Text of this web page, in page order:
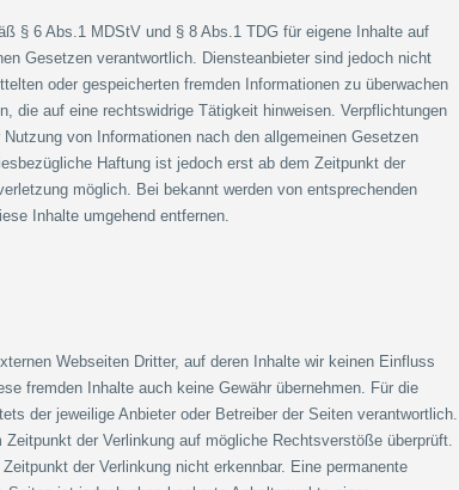
§ 6 Abs.1 MDStV und § 8 Abs.1 TDG für eigene Inhalte auf
Gesetzen verantwortlich. Diensteanbieter sind jedoch nicht
oder gespeicherten fremden Informationen zu überwachen
die auf eine rechtswidrige Tätigkeit hinweisen. Verpflichtungen
von Informationen nach den allgemeinen Gesetzen
Haftung ist jedoch erst ab dem Zeitpunkt der
möglich. Bei bekannt werden von entsprechenden
Inhalte umgehend entfernen.
Webseiten Dritter, auf deren Inhalte wir keinen Einfluss
fremden Inhalte auch keine Gewähr übernehmen. Für die
der jeweilige Anbieter oder Betreiber der Seiten verantwortlich.
Zeitpunkt der Verlinkung auf mögliche Rechtsverstöße überprüft.
der Verlinkung nicht erkennbar. Eine permanente